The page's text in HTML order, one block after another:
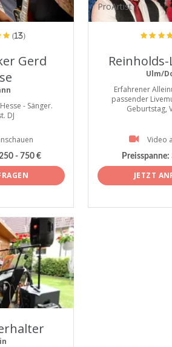
(13)
Gerd
- Sänger.
DJ
- 750 €
ProArtist
Ulm/
Erfahrener
passender
Geburtstag,
Video
Preisspanne:
JETZT